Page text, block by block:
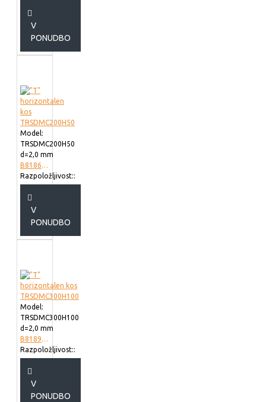
V
PONUDBO
Model:
TRSDMC200H50
d=2,0 mm
B818620
Razpoložljivost::
V
PONUDBO
Model:
TRSDMC300H100
d=2,0 mm
B818930
Razpoložljivost::
V
PONUDBO